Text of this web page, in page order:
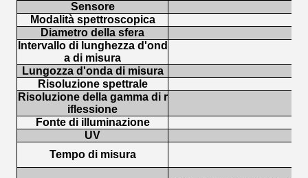
Sensore
Modalità spettroscopica
Diametro della sfera
Intervallo di lunghezza d'ond
a di misura
Lungozza d'onda di misura
Risoluzione spettrale
Risoluzione della gamma di r
iflessione
Fonte di illuminazione
UV
Tempo di misura